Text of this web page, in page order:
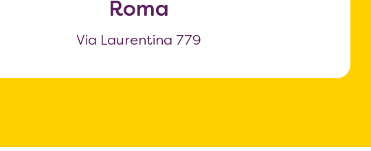
Roma
Via Laurentina 779